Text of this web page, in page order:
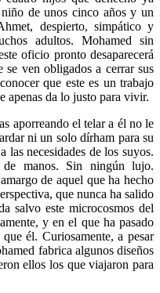
de unos cinco años y un
despierto, simpático y
adultos. Mohamed sin
oficio pronto desaparecerá
se ven obligados a cerrar sus
que este es un trabajo
apenas da lo justo para vivir.
aporreando el telar a él no le
ni un solo dírham para su
necesidades de los suyos.
de manos. Sin ningún lujo.
de aquel que ha hecho
que nunca ha salido
salvo este microcosmos del
y en el que ha pasado
él. Curiosamente, a pesar
fabrica algunos diseños
ellos los que viajaron para